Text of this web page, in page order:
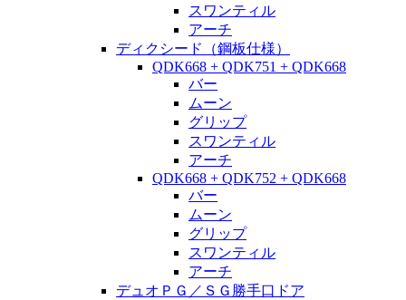
スワンティル
アーチ
ディクシード（鋼板仕様）
QDK668 + QDK751 + QDK668
バー
ムーン
グリップ
スワンティル
アーチ
QDK668 + QDK752 + QDK668
バー
ムーン
グリップ
スワンティル
アーチ
デュオＰＧ／ＳＧ勝手口ドア